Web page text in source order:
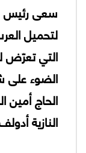
سعى رئيس
لتحميل
التي تعرّض
الضوء على
الحاج أمين
النازية